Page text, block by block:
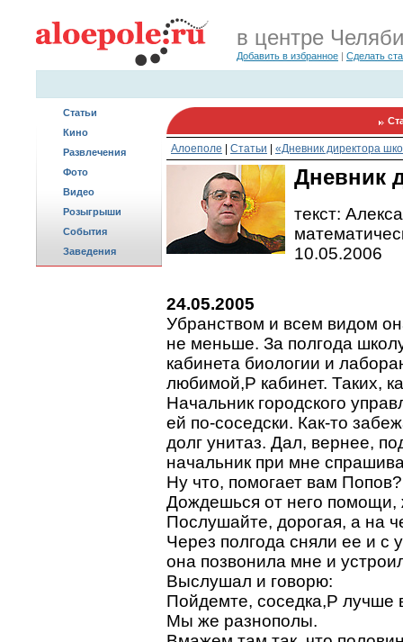
в центре
Добавить в избранное | Сделать
Статьи
Кино
Развлечения
Фото
Видео
Розыгрыши
События
Заведения
Алоеполе Статьи «Дневник директора
Дневник
текст:
10.05.2006
24.05.2005
Убранством и всем видом
не меньше. За полгода
кабинета биологии и
любимой,P кабинет. Таких,
Начальник городского
ей по-соседски. Как-то
долг унитаз. Дал, вернее,
начальник при мне
Ну что, помогает вам Попов?
Дождешься от него помощи,
Послушайте, дорогая, а на
Через полгода сняли ее и с
она позвонила мне и
Выслушал и говорю:
Пойдемте, соседка,P лучше
Мы же разнополы.